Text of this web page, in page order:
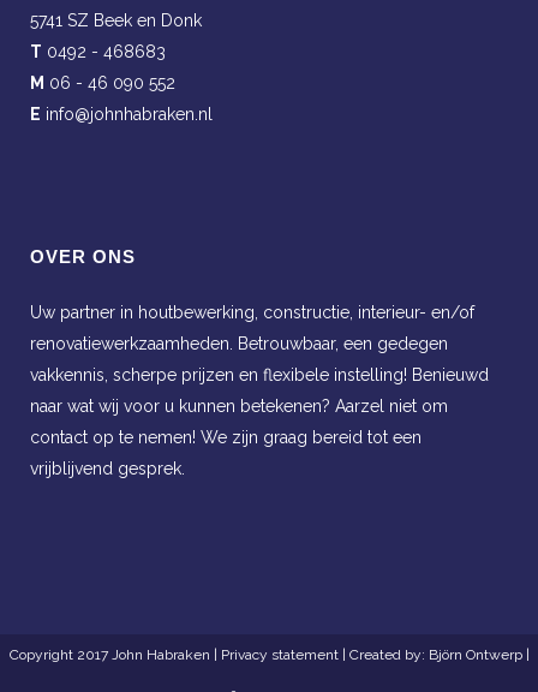
5741 SZ Beek en Donk
T 0492 - 468683
M 06 - 46 090 552
E info@johnhabraken.nl
OVER ONS
Uw partner in houtbewerking, constructie, interieur- en/of
renovatiewerkzaamheden. Betrouwbaar, een gedegen
vakkennis, scherpe prijzen en flexibele instelling! Benieuwd
naar wat wij voor u kunnen betekenen? Aarzel niet om
contact op te nemen! We zijn graag bereid tot een
vrijblijvend gesprek.
Copyright 2017 John Habraken | Privacy statement| Created by: Björn Ontwerp|